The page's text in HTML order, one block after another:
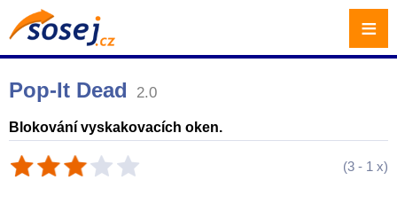
Pop-It Dead 2.0
Blokování vyskakovacích oken.
(3 - 1 x)
≡